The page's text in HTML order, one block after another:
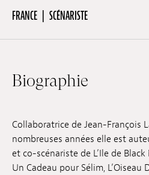
FR EN DE
Emplois
Publications
FRANCE SCÉNARISTE
Biographie
Collaboratrice de Jean-François
nombreuses années elle est
et co-scénariste de L’Ile de
Un Cadeau pour Sélim, L’Oiseau